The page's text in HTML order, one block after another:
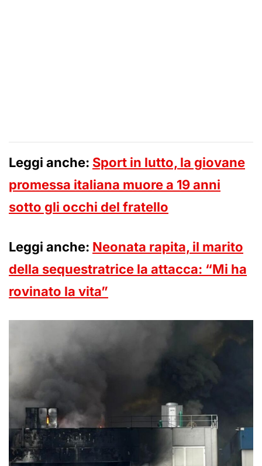
Leggi anche: Sport in lutto, la giovane
promessa italiana muore a 19 anni
sotto gli occhi del fratello
Leggi anche: Neonata rapita, il marito
della sequestratrice la attacca: “Mi ha
rovinato la vita”